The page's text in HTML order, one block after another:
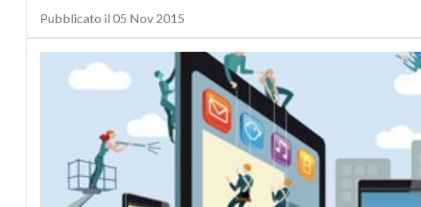
Pubblicato il 05 Nov 2015